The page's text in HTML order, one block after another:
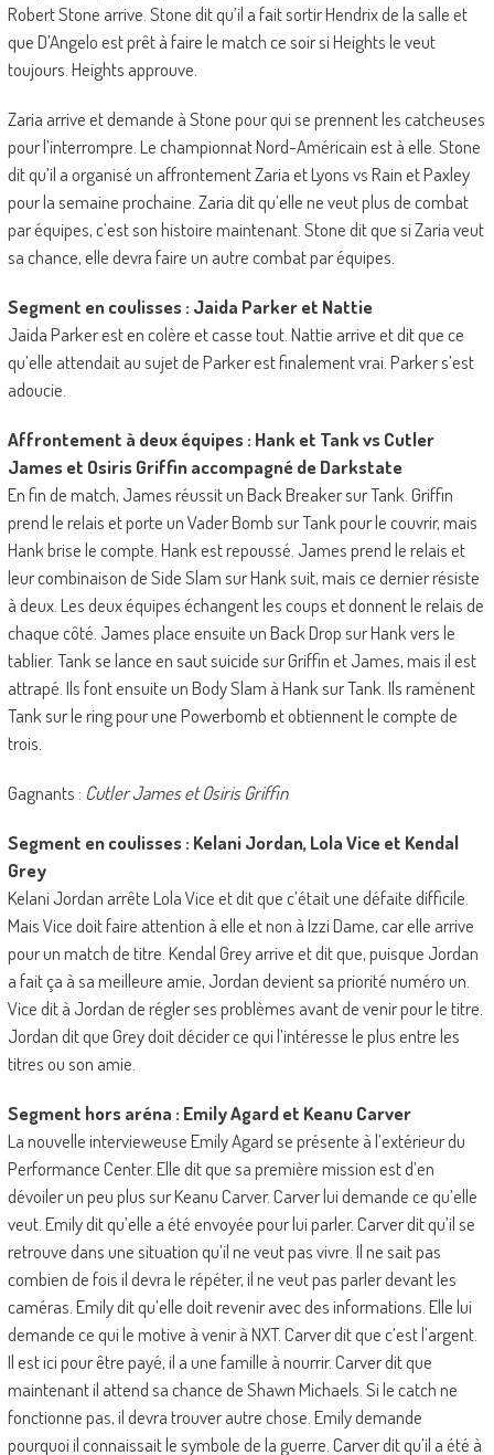
Robert Stone arrive. Stone dit qu’il a fait sortir Hendrix de la salle et
que D’Angelo est prêt à faire le match ce soir si Heights le veut
toujours. Heights approuve.
Zaria arrive et demande à Stone pour qui se prennent les catcheuses
pour l’interrompre. Le championnat Nord-Américain est à elle. Stone
dit qu’il a organisé un affrontement Zaria et Lyons vs Rain et Paxley
pour la semaine prochaine. Zaria dit qu’elle ne veut plus de combat
par équipes, c’est son histoire maintenant. Stone dit que si Zaria veut
sa chance, elle devra faire un autre combat par équipes.
Segment en coulisses : Jaida Parker et Nattie
Jaida Parker est en colère et casse tout. Nattie arrive et dit que ce
qu’elle attendait au sujet de Parker est finalement vrai. Parker s’est
adoucie.
Affrontement à deux équipes : Hank et Tank vs Cutler
James et Osiris Griffin accompagné de Darkstate
En fin de match, James réussit un Back Breaker sur Tank. Griffin
prend le relais et porte un Vader Bomb sur Tank pour le couvrir, mais
Hank brise le compte. Hank est repoussé. James prend le relais et
leur combinaison de Side Slam sur Hank suit, mais ce dernier résiste
à deux. Les deux équipes échangent les coups et donnent le relais de
chaque côté. James place ensuite un Back Drop sur Hank vers le
tablier. Tank se lance en saut suicide sur Griffin et James, mais il est
attrapé. Ils font ensuite un Body Slam à Hank sur Tank. Ils ramènent
Tank sur le ring pour une Powerbomb et obtiennent le compte de
trois.
Gagnants : Cutler James et Osiris Griffin
Segment en coulisses : Kelani Jordan, Lola Vice et Kendal
Grey
Kelani Jordan arrête Lola Vice et dit que c’était une défaite difficile.
Mais Vice doit faire attention à elle et non à Izzi Dame, car elle arrive
pour un match de titre. Kendal Grey arrive et dit que, puisque Jordan
a fait ça à sa meilleure amie, Jordan devient sa priorité numéro un.
Vice dit à Jordan de régler ses problèmes avant de venir pour le titre.
Jordan dit que Grey doit décider ce qui l’intéresse le plus entre les
titres ou son amie.
Segment hors aréna : Emily Agard et Keanu Carver
La nouvelle intervieweuse Emily Agard se présente à l’extérieur du
Performance Center. Elle dit que sa première mission est d’en
dévoiler un peu plus sur Keanu Carver. Carver lui demande ce qu’elle
veut. Emily dit qu’elle a été envoyée pour lui parler. Carver dit qu’il se
retrouve dans une situation qu’il ne veut pas vivre. Il ne sait pas
combien de fois il devra le répéter, il ne veut pas parler devant les
caméras. Emily dit qu’elle doit revenir avec des informations. Elle lui
demande ce qui le motive à venir à NXT. Carver dit que c’est l’argent.
Il est ici pour être payé, il a une famille à nourrir. Carver dit que
maintenant il attend sa chance de Shawn Michaels. Si le catch ne
fonctionne pas, il devra trouver autre chose. Emily demande
pourquoi il connaissait le symbole de la guerre. Carver dit qu’il a été à